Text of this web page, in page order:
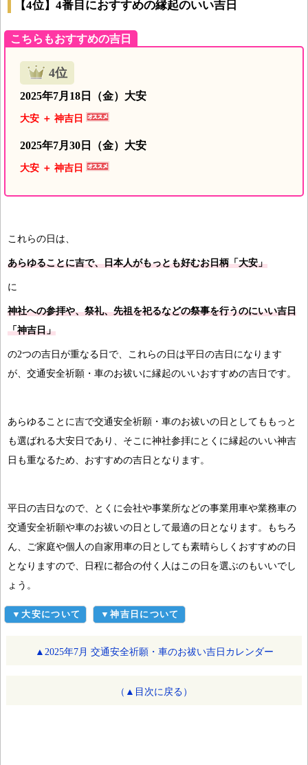
【4位】4番目におすすめの縁起のいい吉日
こちらもおすすめの吉日
4位
2025年7月18日（金）大安
大安 ＋ 神吉日
2025年7月30日（金）大安
大安 ＋ 神吉日
これらの日は、
あらゆることに吉で、日本人がもっとも好むお日柄「大安」
に
神社への参拝や、祭礼、先祖を祀るなどの祭事を行うのにいい吉日
「神吉日」
の2つの吉日が重なる日で、これらの日は平日の吉日になります
が、交通安全祈願・車のお祓いに縁起のいいおすすめの吉日です。
あらゆることに吉で交通安全祈願・車のお祓いの日としてももっと
も選ばれる大安日であり、そこに神社参拝にとくに縁起のいい神吉
日も重なるため、おすすめの吉日となります。
平日の吉日なので、とくに会社や事業所などの事業用車や業務車の
交通安全祈願や車のお祓いの日として最適の日となります。もちろ
ん、ご家庭や個人の自家用車の日としても素晴らしくおすすめの日
となりますので、日程に都合の付く人はこの日を選ぶのもいいでし
ょう。
▼大安について ▼神吉日について
▲2025年7月 交通安全祈願・車のお祓い吉日カレンダー
（▲目次に戻る）